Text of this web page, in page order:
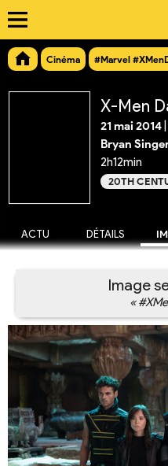
Cinéma #Marvel
X-Men
21 mai 2014
Bryan
2h12min
20TH
ACTU DÉTAILS
Image
«